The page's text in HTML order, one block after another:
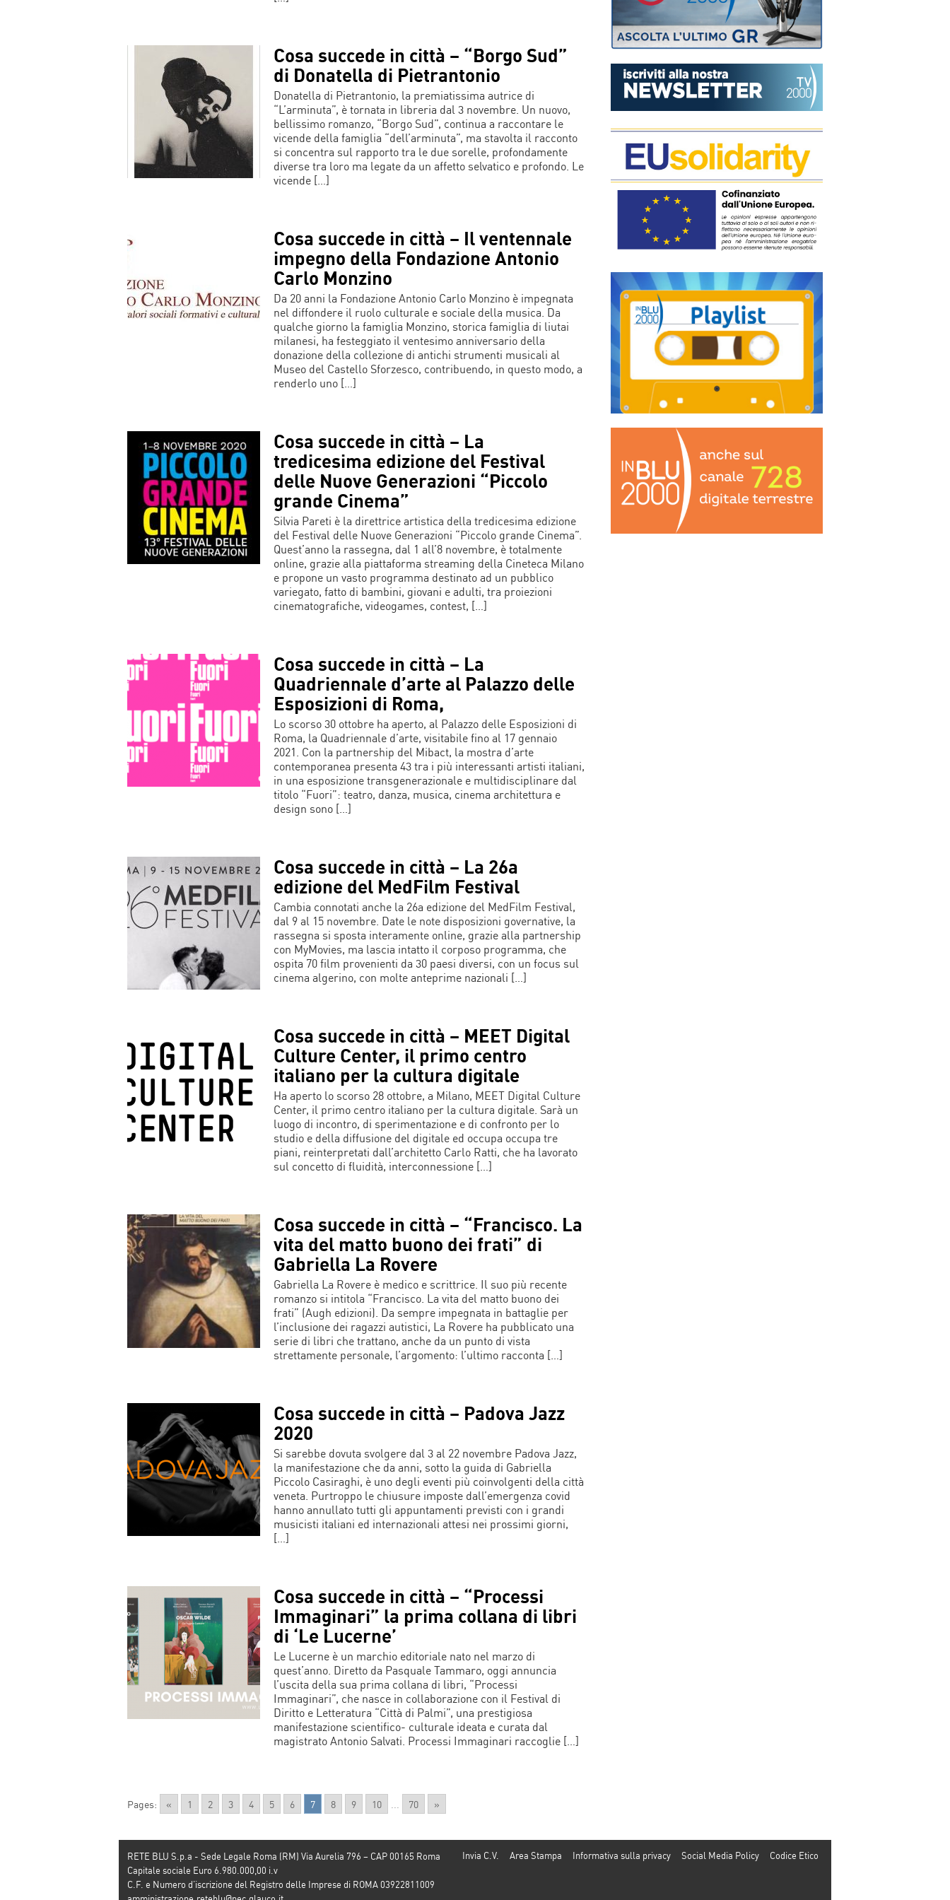
Cosa succede in città – “Borgo Sud”
di Donatella di Pietrantonio
Donatella di Pietrantonio, la premiatissima autrice di
“L’arminuta”, è tornata in libreria dal 3 novembre. Un nuovo,
bellissimo romanzo, “Borgo Sud”, continua a raccontare le
vicende della famiglia “dell’arminuta”, ma stavolta il racconto
si concentra sul rapporto tra le due sorelle, profondamente
diverse tra loro ma legate da un affetto selvatico e profondo. Le
vicende […]
Cosa succede in città – Il ventennale
impegno della Fondazione Antonio
Carlo Monzino
Da 20 anni la Fondazione Antonio Carlo Monzino è impegnata
nel diffondere il ruolo culturale e sociale della musica. Da
qualche giorno la famiglia Monzino, storica famiglia di liutai
milanesi, ha festeggiato il ventesimo anniversario della
donazione della collezione di antichi strumenti musicali al
Museo del Castello Sforzesco, contribuendo, in questo modo, a
renderlo uno […]
Cosa succede in città – La
tredicesima edizione del Festival
delle Nuove Generazioni “Piccolo
grande Cinema”
Silvia Pareti è la direttrice artistica della tredicesima edizione
del Festival delle Nuove Generazioni “Piccolo grande Cinema”.
Quest’anno la rassegna, dal 1 all’8 novembre, è totalmente
online, grazie alla piattaforma streaming della Cineteca Milano
e propone un vasto programma destinato ad un pubblico
variegato, fatto di bambini, giovani e adulti, tra proiezioni
cinematografiche, videogames, contest, […]
Cosa succede in città – La
Quadriennale d’arte al Palazzo delle
Esposizioni di Roma,
Lo scorso 30 ottobre ha aperto, al Palazzo delle Esposizioni di
Roma, la Quadriennale d’arte, visitabile fino al 17 gennaio
2021. Con la partnership del Mibact, la mostra d’arte
contemporanea presenta 43 tra i più interessanti artisti italiani,
in una esposizione transgenerazionale e multidisciplinare dal
titolo “Fuori”: teatro, danza, musica, cinema architettura e
design sono […]
Cosa succede in città – La 26a
edizione del MedFilm Festival
Cambia connotati anche la 26a edizione del MedFilm Festival,
dal 9 al 15 novembre. Date le note disposizioni governative, la
rassegna si sposta interamente online, grazie alla partnership
con MyMovies, ma lascia intatto il corposo programma, che
ospita 70 film provenienti da 30 paesi diversi, con un focus sul
cinema algerino, con molte anteprime nazionali […]
Cosa succede in città – MEET Digital
Culture Center, il primo centro
italiano per la cultura digitale
Ha aperto lo scorso 28 ottobre, a Milano, MEET Digital Culture
Center, il primo centro italiano per la cultura digitale. Sarà un
luogo di incontro, di sperimentazione e di confronto per lo
studio e della diffusione del digitale ed occupa occupa tre
piani, reinterpretati dall’architetto Carlo Ratti, che ha lavorato
sul concetto di fluidità, interconnessione […]
Cosa succede in città – “Francisco. La
vita del matto buono dei frati” di
Gabriella La Rovere
Gabriella La Rovere è medico e scrittrice. Il suo più recente
romanzo si intitola “Francisco. La vita del matto buono dei
frati” (Augh edizioni). Da sempre impegnata in battaglie per
l’inclusione dei ragazzi autistici, La Rovere ha pubblicato una
serie di libri che trattano, anche da un punto di vista
strettamente personale, l’argomento: l’ultimo racconta […]
Cosa succede in città – Padova Jazz
2020
Si sarebbe dovuta svolgere dal 3 al 22 novembre Padova Jazz,
la manifestazione che da anni, sotto la guida di Gabriella
Piccolo Casiraghi, è uno degli eventi più coinvolgenti della città
veneta. Purtroppo le chiusure imposte dall’emergenza covid
hanno annullato tutti gli appuntamenti previsti con i grandi
musicisti italiani ed internazionali attesi nei prossimi giorni,
[…]
Cosa succede in città – “Processi
Immaginari” la prima collana di libri
di ‘Le Lucerne’
Le Lucerne è un marchio editoriale nato nel marzo di
quest’anno. Diretto da Pasquale Tammaro, oggi annuncia
l’uscita della sua prima collana di libri, “Processi
Immaginari”, che nasce in collaborazione con il Festival di
Diritto e Letteratura “Città di Palmi”, una prestigiosa
manifestazione scientifico- culturale ideata e curata dal
magistrato Antonio Salvati. Processi Immaginari raccoglie […]
Pages: « 1 2 3 4 5 6 7 8 9 10 70 »
Invia C.V. Area Stampa Informativa sulla privacy Social Media Policy Codice Etico
RETE BLU S.p.a - Sede Legale Roma (RM) Via Aurelia 796 – CAP 00165 Roma
Capitale sociale Euro 6.980.000,00 i.v
C.F. e Numero d’iscrizione del Registro delle Imprese di ROMA 03922811009